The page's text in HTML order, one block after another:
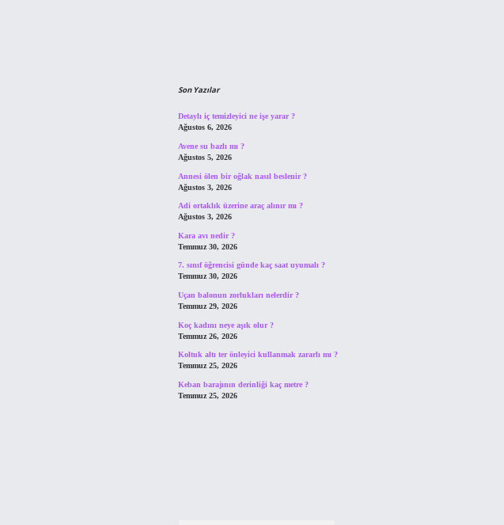
Son Yazılar
Detaylı iç temizleyici ne işe yarar ?
Ağustos 6, 2026
Avene su bazlı mı ?
Ağustos 5, 2026
Annesi ölen bir oğlak nasıl beslenir ?
Ağustos 3, 2026
Adi ortaklık üzerine araç alınır mı ?
Ağustos 3, 2026
Kara avı nedir ?
Temmuz 30, 2026
7. sınıf öğrencisi günde kaç saat uyumalı ?
Temmuz 30, 2026
Uçan balonun zorlukları nelerdir ?
Temmuz 29, 2026
Koç kadını neye aşık olur ?
Temmuz 26, 2026
Koltuk altı ter önleyici kullanmak zararlı mı ?
Temmuz 25, 2026
Keban barajının derinliği kaç metre ?
Temmuz 25, 2026